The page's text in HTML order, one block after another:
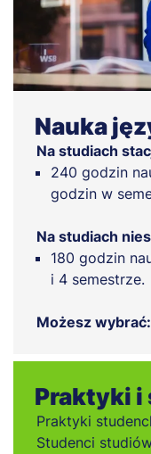
Nauka
Na studiach
240 godzin
godzin w
Na studiach
180 godzin
i 4 semestrze.
Możesz
Praktyki i
Praktyki
Studenci